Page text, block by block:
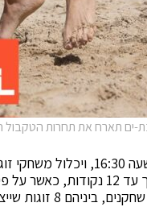
ים תארח את תחרות הטקבול
הטורניר יחל בשעה
כל משחק ייערך עד 12